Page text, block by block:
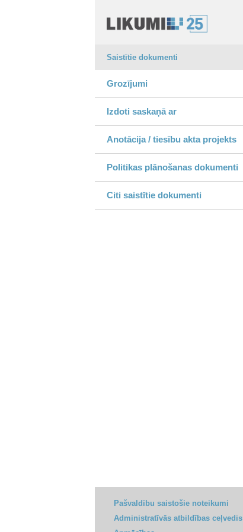
Saistītie dokumenti
Grozījumi
Izdoti saskaņā ar
Anotācija / tiesību akta projekts
Politikas plānošanas dokumenti
Citi saistītie dokumenti
Pašvaldību saistošie noteikumi
Administratīvās atbildības ceļvedis